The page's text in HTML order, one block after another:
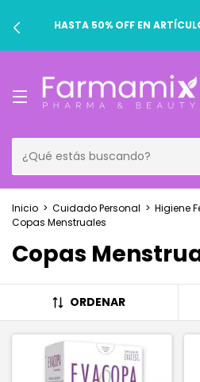
HASTA 50% OFF EN
Inicio > Cuidado Personal > Higiene
Copas Menstruales
Copas
ORDENAR